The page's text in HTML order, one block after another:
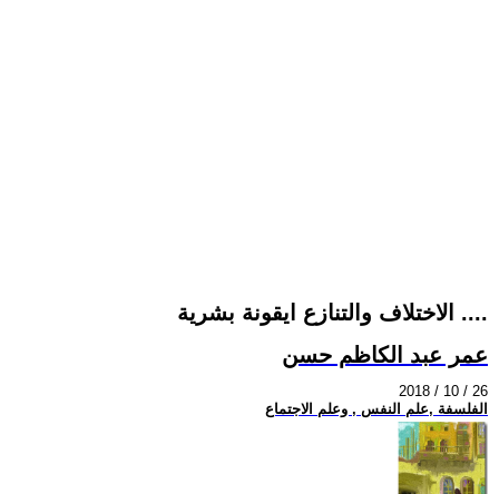
الاختلاف والتنازع ايقونة بشرية ....
عمر عبد الكاظم حسن
2018 / 10 / 26
الفلسفة ,علم النفس , وعلم الاجتماع